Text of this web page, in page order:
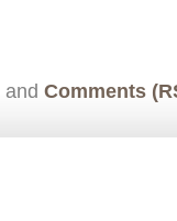
and Comments